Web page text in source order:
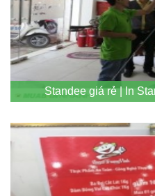
Standee giá rẻ | In